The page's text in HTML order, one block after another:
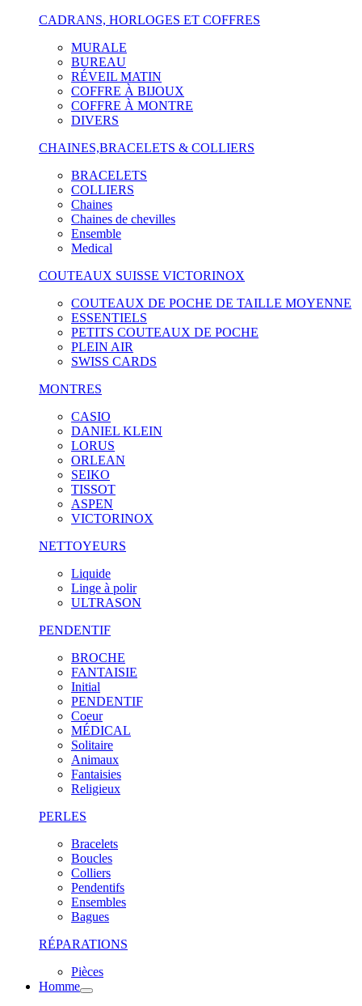
CADRANS, HORLOGES ET COFFRES
MURALE
BUREAU
RÉVEIL MATIN
COFFRE À BIJOUX
COFFRE À MONTRE
DIVERS
CHAINES,BRACELETS & COLLIERS
BRACELETS
COLLIERS
Chaines
Chaines de chevilles
Ensemble
Medical
COUTEAUX SUISSE VICTORINOX
COUTEAUX DE POCHE DE TAILLE MOYENNE
ESSENTIELS
PETITS COUTEAUX DE POCHE
PLEIN AIR
SWISS CARDS
MONTRES
CASIO
DANIEL KLEIN
LORUS
ORLEAN
SEIKO
TISSOT
ASPEN
VICTORINOX
NETTOYEURS
Liquide
Linge à polir
ULTRASON
PENDENTIF
BROCHE
FANTAISIE
Initial
PENDENTIF
Coeur
MÉDICAL
Solitaire
Animaux
Fantaisies
Religieux
PERLES
Bracelets
Boucles
Colliers
Pendentifs
Ensembles
Bagues
RÉPARATIONS
Pièces
Homme